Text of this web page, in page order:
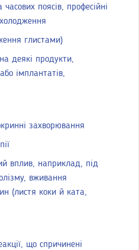
поясів, професійні
глистами)
деякі продукти,
імплантатів,
захворювання
вплив, наприклад, під
вживання
(листя коки й ката,
що спричинені